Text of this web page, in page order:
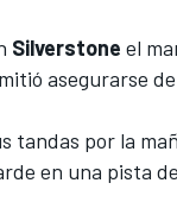
Silverstone el
asegurarse
tandas por la
en una pista de